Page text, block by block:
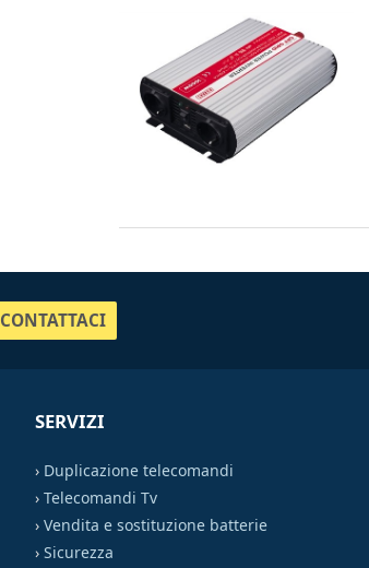
CONTATTACI
SERVIZI
› Duplicazione telecomandi
›Telecomandi Tv
›Vendita e sostituzione batterie
›Sicurezza